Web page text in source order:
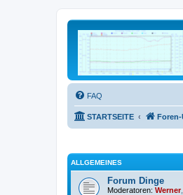
FAQ
STARTSEITE
ALLGEMEINES
Forum Dinge
Moderatoren: Werner,